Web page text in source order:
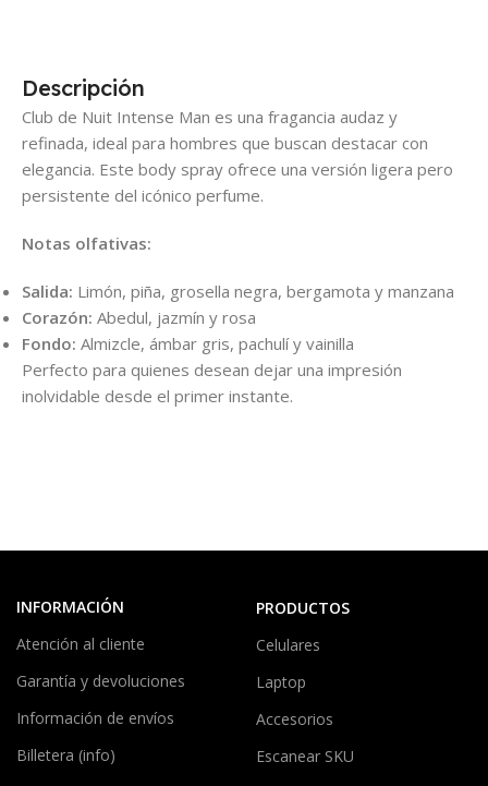
Descripción
Club de Nuit Intense Man es una fragancia audaz y
refinada, ideal para hombres que buscan destacar con
elegancia. Este body spray ofrece una versión ligera pero
persistente del icónico perfume.
Notas olfativas:
Salida: Limón, piña, grosella negra, bergamota y manzana
Corazón: Abedul, jazmín y rosa
Fondo: Almizcle, ámbar gris, pachulí y vainilla
Perfecto para quienes desean dejar una impresión
inolvidable desde el primer instante.
INFORMACIÓN
Atención al cliente
Garantía y devoluciones
Información de envíos
Billetera (info)
PRODUCTOS
Celulares
Laptop
Accesorios
Escanear SKU